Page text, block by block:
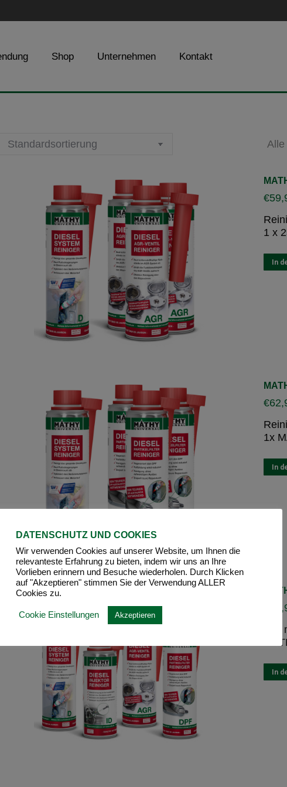
Shop Unternehmen Kontakt
Alle
€
1 x
In
€
1x
In
In
DATENSCHUTZ UND COOKIES
Wir verwenden Cookies auf unserer Website, um Ihnen die
relevanteste Erfahrung zu bieten, indem wir uns an Ihre
Vorlieben erinnern und Besuche wiederholen. Durch Klicken
auf "Akzeptieren" stimmen Sie der Verwendung ALLER
Cookies zu.
Cookie Einstellungen Akzeptieren